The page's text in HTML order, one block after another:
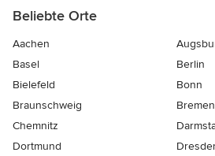
Beliebte Orte
Aachen
Basel
Berlin
Bielefeld
Bonn
Braunschweig
Bremen
Chemnitz
Dortmund